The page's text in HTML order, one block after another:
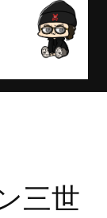
三世